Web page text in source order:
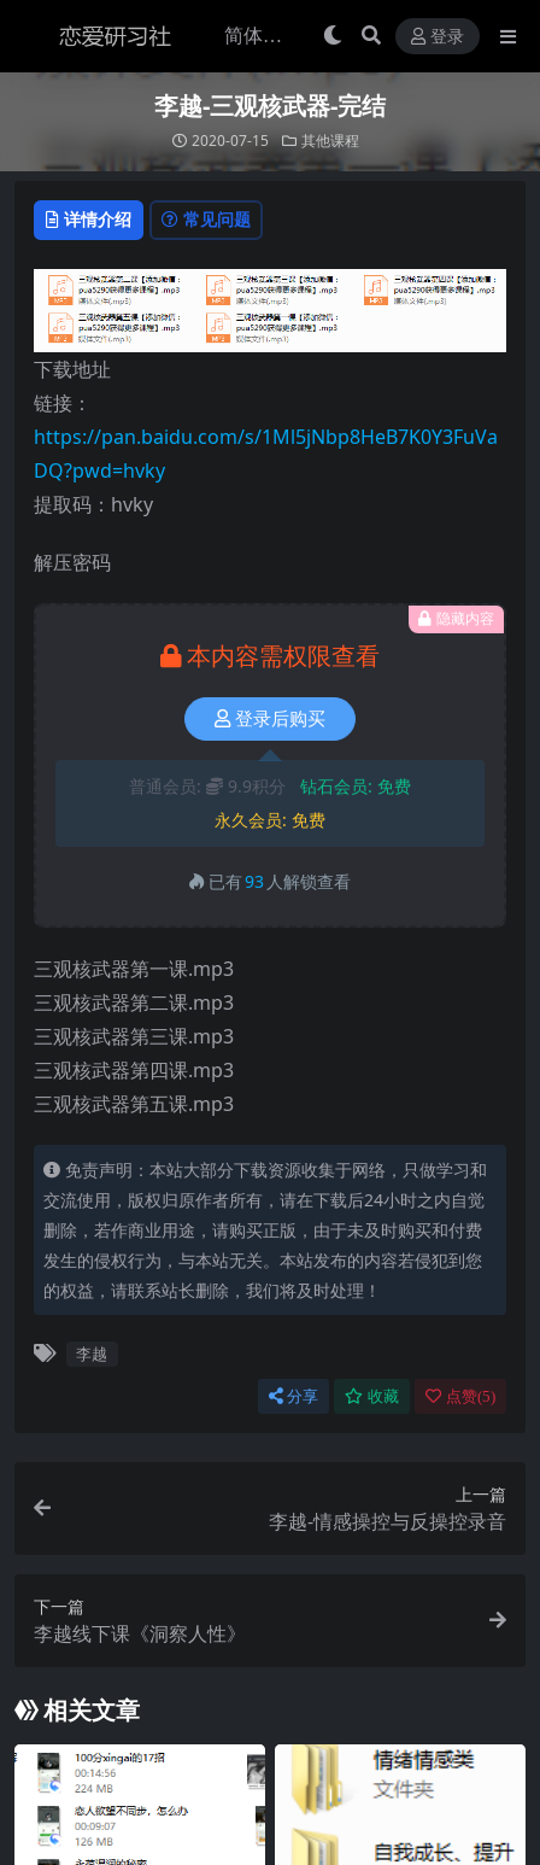
登录
李越-三观核武器-完结
2020-07-15 其他课程
详情介绍 常见问题
下载地址
链接：
https://pan.baidu.com/s/1Ml5jNbp8HeB7K0Y3FuVa
DQ?pwd=hvky
提取码：hvky
解压密码
隐藏内容
本内容需权限查看
登录后购买
普通会员: 9.9积分 钻石会员: 免费
永久会员: 免费
已有93 人解锁查看
三观核武器第一课.mp3
三观核武器第二课.mp3
三观核武器第三课.mp3
三观核武器第四课.mp3
三观核武器第五课.mp3
免责声明：本站大部分下载资源收集于网络，只做学习和
交流使用，版权归原作者所有，请在下载后24小时之内自觉
删除，若作商业用途，请购买正版，由于未及时购买和付费
发生的侵权行为，与本站无关。本站发布的内容若侵犯到您
的权益，请联系站长删除，我们将及时处理！
李越
分享 收藏 点赞(5)
上一篇
李越-情感操控与反操控录音
下一篇
李越线下课《洞察人性》
相关文章